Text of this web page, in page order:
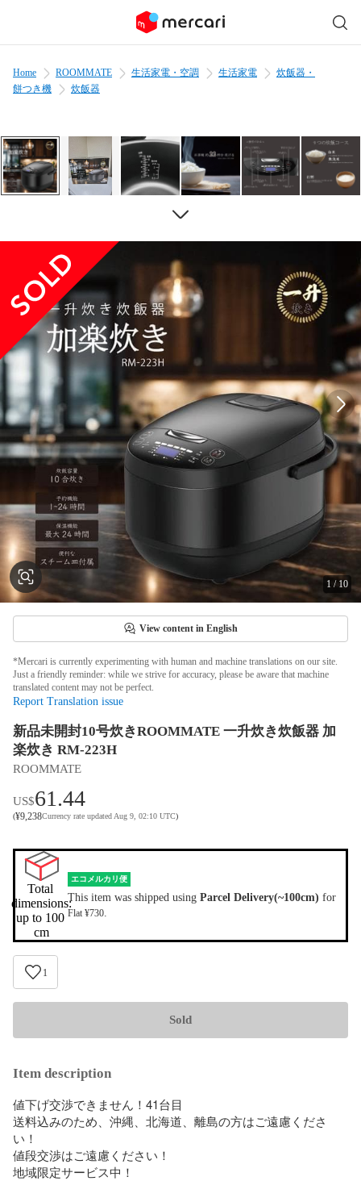
Home ROOMMATE 生活家電・空調 生活家電
炊飯器・
餅つき機
炊飯器
1 / 10
View content in English
*Mercari is currently experimenting with human and machine translations on our site.
Just a friendly reminder: while we strive for accuracy, please be aware that machine
translated content may not be perfect.
Report Translation issue
新品未開封10号炊きROOMMATE 一升炊き炊飯器 加
楽炊き RM-223H
ROOMMATE
US$61.44
(¥9,238Currency rate updated Aug 9, 02:10 UTC)
Total
dimensions:
up to 100
cm
エコメルカリ便
This item was shipped using Parcel Delivery(~100cm) for
Flat ¥730
1
Sold
Item description
値下げ交渉できません！41台目
送料込みのため、沖縄、北海道、離島の方はご遠慮くださ
い！
値段交渉はご遠慮ください！
地域限定サービス中！